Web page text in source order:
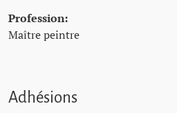
Profession:
Maître peintre
Adhésions